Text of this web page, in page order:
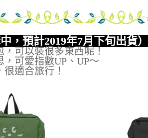
，預計2019年7月下旬出貨）
可以裝很多東西呢！
，可愛指數UP、UP～
適合旅行！